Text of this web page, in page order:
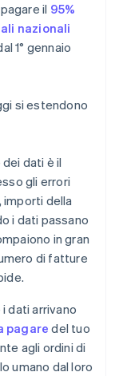
il 95%
nazionali
1° gennaio
si estendono
dati è il
gli errori
importi della
i dati passano
in gran
di fatture
dati arrivano
pagaredel tuo
agli ordini di
umano dal loro